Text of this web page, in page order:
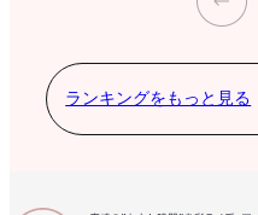
ランキングをもっと見る